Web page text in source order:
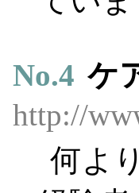
No.4 ケ
http://
何よ